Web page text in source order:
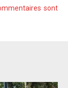
sont